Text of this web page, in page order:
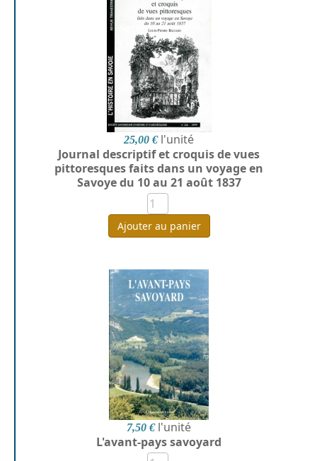
25,00 € l'unité
Journal descriptif et croquis de vues
pittoresques faits dans un voyage en
Savoye du 10 au 21 août 1837
Ajouter au panier
7,50 € l'unité
L'avant-pays savoyard